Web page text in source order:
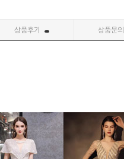
상품후기 상품문의